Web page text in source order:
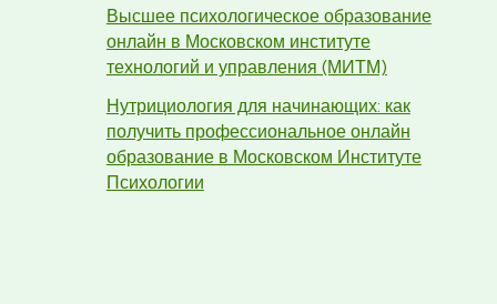
Высшее психологическое образование
онлайн в Московском институте
технологий и управления (МИТМ)
Нутрициология для начинающих: как
получить профессиональное онлайн
образование в Московском Институте
Психологии